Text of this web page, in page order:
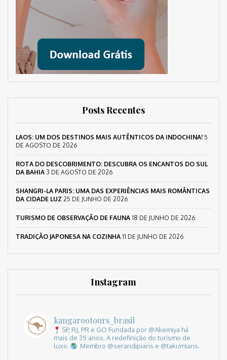
Posts Recentes
LAOS: UM DOS DESTINOS MAIS AUTÊNTICOS DA INDOCHINA! 5
DE AGOSTO DE 2026
ROTA DO DESCOBRIMENTO: DESCUBRA OS ENCANTOS DO SUL
DA BAHIA 3 DE AGOSTO DE 2026
SHANGRI-LA PARIS: UMA DAS EXPERIÊNCIAS MAIS ROMÂNTICAS
DA CIDADE LUZ 25 DE JUNHO DE 2026
TURISMO DE OBSERVAÇÃO DE FAUNA 18 DE JUNHO DE 2026
TRADIÇÃO JAPONESA NA COZINHA 11 DE JUNHO DE 2026
Instagram
kangarootours_brasil
SP, RJ, PR e GO Fundada por @Akemiya há
mais de 35 anos. A redefinição do turismo de
luxo.
Membro @serandipians e @takumians.